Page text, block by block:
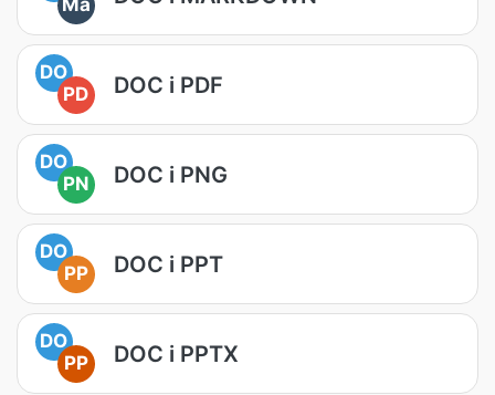
Ma
DO
PD
DOC i PDF
DO
PN
DOC i PNG
DO
PP
DOC i PPT
DO
PP
DOC i PPTX